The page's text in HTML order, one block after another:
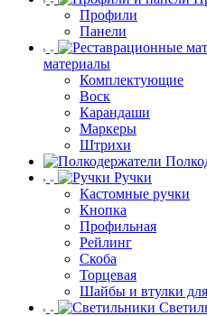
Профили
Панели
материалы
Комплектующие
Воск
Карандаши
Маркеры
Штрихи
Ручки
Кастомные ручки
Кнопка
Профильная
Рейлинг
Скоба
Торцевая
Шайбы и втулки